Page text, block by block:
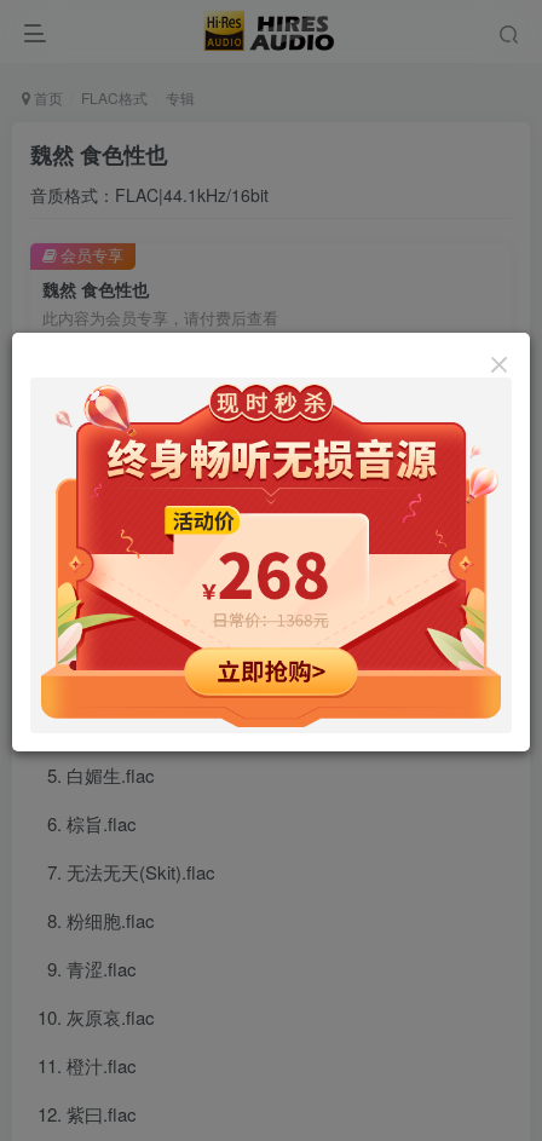
首页 FLAC格式 专辑
魏然 食色性也
音质格式：FLAC|44.1kHz/16bit
魏然 食色性也
此内容为会员专享，请付费后查看
9.9 99
年卡会员 免费 永久会员
立即购买
您当前未登录！建议登陆后购买，可保存购买订单
会员专享
无欲无求(Intro).flac
绿洲.flac
黑森林.flac
红房间.flac
白媚生.flac
棕旨.flac
无法无天(Skit).flac
粉细胞.flac
青涩.flac
灰原哀.flac
橙汁.flac
紫曰.flac